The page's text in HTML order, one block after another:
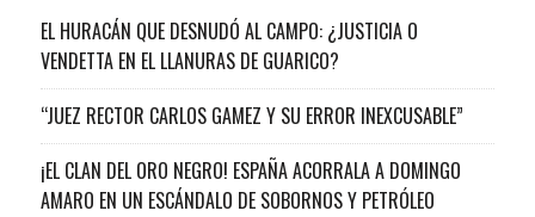
EL HURACÁN QUE DESNUDÓ AL CAMPO: ¿JUSTICIA O
VENDETTA EN EL LLANURAS DE GUARICO?
“JUEZ RECTOR CARLOS GAMEZ Y SU ERROR INEXCUSABLE”
¡EL CLAN DEL ORO NEGRO! ESPAÑA ACORRALA A DOMINGO
AMARO EN UN ESCÁNDALO DE SOBORNOS Y PETRÓLEO